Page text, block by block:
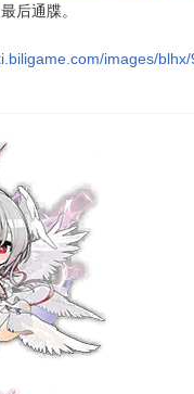
后通牒。
images/